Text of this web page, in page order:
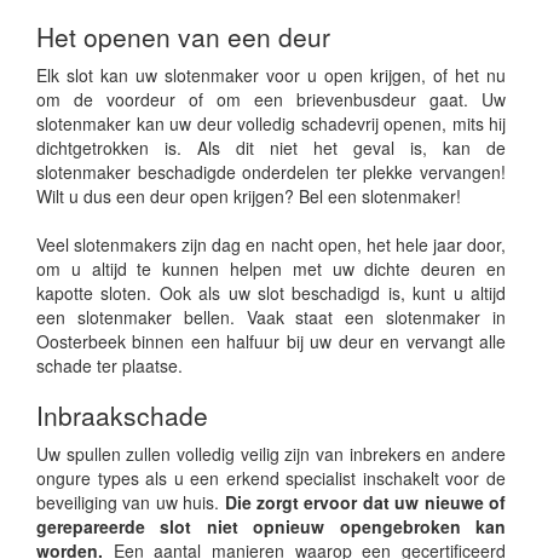
Het openen van een deur
Elk slot kan uw slotenmaker voor u open krijgen, of het nu
om de voordeur of om een brievenbusdeur gaat. Uw
slotenmaker kan uw deur volledig schadevrij openen, mits hij
dichtgetrokken is. Als dit niet het geval is, kan de
slotenmaker beschadigde onderdelen ter plekke vervangen!
Wilt u dus een deur open krijgen? Bel een slotenmaker!
Veel slotenmakers zijn dag en nacht open, het hele jaar door,
om u altijd te kunnen helpen met uw dichte deuren en
kapotte sloten. Ook als uw slot beschadigd is, kunt u altijd
een slotenmaker bellen. Vaak staat een slotenmaker in
Oosterbeek binnen een halfuur bij uw deur en vervangt alle
schade ter plaatse.
Inbraakschade
Uw spullen zullen volledig veilig zijn van inbrekers en andere
ongure types als u een erkend specialist inschakelt voor de
beveiliging van uw huis. Die zorgt ervoor dat uw nieuwe of
gerepareerde slot niet opnieuw opengebroken kan
worden. Een aantal manieren waarop een gecertificeerd